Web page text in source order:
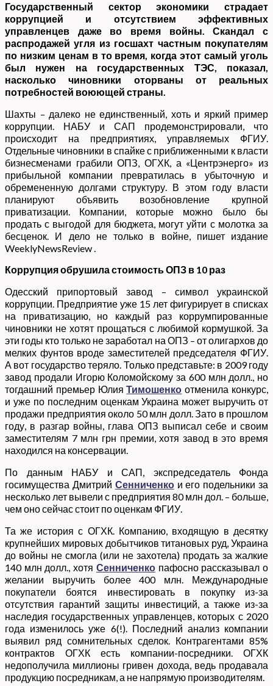
Государственный сектор экономики страдает
коррупцией и отсутствием эффективных
управленцев даже во время войны. Скандал с
распродажей угля из госшахт частным покупателям
по низким ценам в то время, когда этот самый уголь
был нужен на государственных ТЭС, показал,
насколько чиновники оторваны от реальных
потребностей воюющей страны.
Шахты – далеко не единственный, хоть и яркий пример
коррупции. НАБУ и САП продемонстрировали, что
происходит на предприятиях, управляемых ФГИУ.
Отдельные чиновники в спайке с приближенными к власти
бизнесменами грабили ОПЗ, ОГХК, а «Центрэнерго» из
прибыльной компании превратилась в убыточную и
обремененную долгами структуру. В этом году власти
планируют объявить возобновление крупной
приватизации. Компании, которые можно было бы
продать с выгодой для бюджета, могут уйти с молотка за
бесценок. И дело не только в войне, пишет издание
WeeklyNewsReview .
Коррупция обрушила стоимость ОПЗ в 10 раз
Одесский припортовый завод – символ украинской
коррупции. Предприятие уже 15 лет фигурирует в списках
на приватизацию, но каждый раз коррумпированные
чиновники не хотят прощаться с любимой кормушкой. За
эти годы кто только не заработал на ОПЗ – от олигархов до
мелких фунтов вроде заместителей председателя ФГИУ.
А вот государство теряло. Только представьте: в 2009 году
завод продали Игорю Коломойскому за 600 млн долл., но
тогдашний премьер ЮлияТимошенко отменила конкурс,
и уже по последним оценкам Украина может выручить от
продажи предприятия около 50 млн долл. Зато в прошлом
году, в разгар войны, глава ОПЗ выписал себе и своим
заместителям 7 млн грн премии, хотя завод в это время
находился на консервации.
По данным НАБУ и САП, экспредседатель Фонда
госимущества Дмитрий Сенниченкои его подельники за
несколько лет вывели с предприятия 80 млн дол. – больше,
чем оно сейчас стоит по оценкам ФГИУ.
Та же история с ОГХК. Компанию, входящую в десятку
крупнейших мировых добытчиков титановых руд, Украина
до войны не смогла (или не захотела) продать за жалкие
140 млн долл., хотя Сенниченкопафосно рассказывал о
желании выручить более 400 млн. Международные
покупатели боятся инвестировать в покупку из-за
отсутствия гарантий защиты инвестиций, а также из-за
наследия государственных управленцев, которых с 2020
года изменилось уже 6(!). Последний анализ компании
выявил ряд сомнительных сделок. Контрагентами 85%
контрактов ОГХК есть компании-посредники. ОГХК
недополучила миллионы гривен дохода, ведь продавала
продукцию посредникам, а не напрямую производителям.